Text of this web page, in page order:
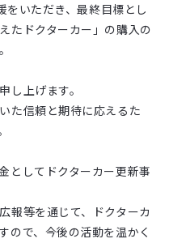
いただき、最終目標とし
たドクターカー」の購入の
し上げます。
た信頼と期待に応えるた
としてドクターカー更新事
報等を通じて、ドクターカ
ので、今後の活動を温かく